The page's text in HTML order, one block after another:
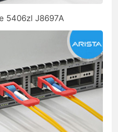
5406zl J8697A